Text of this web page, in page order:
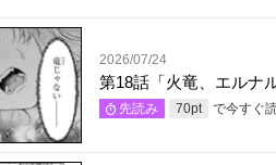
2026/07/24
第18話「火竜、エルナ
先読み 70pt で今すぐ